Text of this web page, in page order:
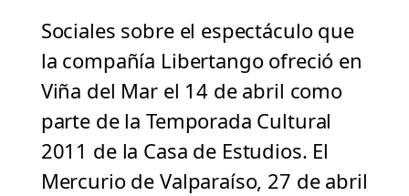
Sociales sobre el espectáculo que
la compañía Libertango ofreció en
Viña del Mar el 14 de abril como
parte de la Temporada Cultural
2011 de la Casa de Estudios. El
Mercurio de Valparaíso, 27 de abril